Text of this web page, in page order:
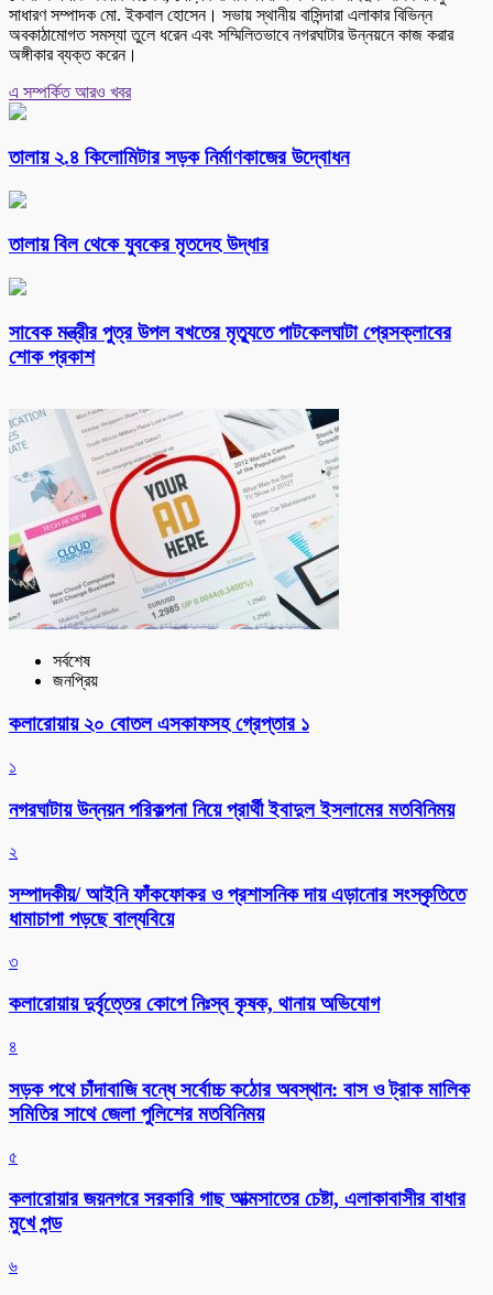
সাধারণ সম্পাদক মো. ইকবাল হোসেন। সভায় স্থানীয় বাসিন্দারা এলাকার বিভিন্ন
অবকাঠামোগত সমস্যা তুলে ধরেন এবং সম্মিলিতভাবে নগরঘাটার উন্নয়নে কাজ করার
অঙ্গীকার ব্যক্ত করেন।
এ সম্পর্কিত আরও খবর
তালায় ২.৪ কিলোমিটার সড়ক নির্মাণকাজের উদ্বোধন
তালায় বিল থেকে যুবকের মৃতদেহ উদ্ধার
সাবেক মন্ত্রীর পুত্র উপল বখতের মৃত্যুতে পাটকেলঘাটা প্রেসক্লাবের
শোক প্রকাশ
সর্বশেষ
জনপ্রিয়
কলারোয়ায় ২০ বোতল এসকাফসহ গ্রেপ্তার ১
১
নগরঘাটায় উন্নয়ন পরিকল্পনা নিয়ে প্রার্থী ইবাদুল ইসলামের মতবিনিময়
২
সম্পাদকীয়/ আইনি ফাঁকফোকর ও প্রশাসনিক দায় এড়ানোর সংস্কৃতিতে
ধামাচাপা পড়ছে বাল্যবিয়ে
৩
কলারোয়ায় দুর্বৃত্তের কোপে নিঃস্ব কৃষক, থানায় অভিযোগ
৪
সড়ক পথে চাঁদাবাজি বন্ধে সর্বোচ্চ কঠোর অবস্থান: বাস ও ট্রাক মালিক
সমিতির সাথে জেলা পুলিশের মতবিনিময়
৫
কলারোয়ার জয়নগরে সরকারি গাছ আত্মসাতের চেষ্টা, এলাকাবাসীর বাধার
মুখে পন্ড
৬